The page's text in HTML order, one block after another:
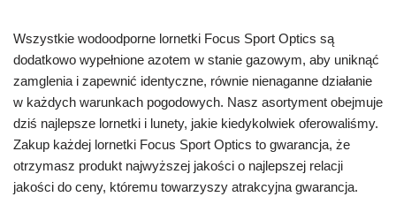
Wszystkie wodoodporne lornetki Focus Sport Optics są
dodatkowo wypełnione azotem w stanie gazowym, aby uniknąć
zamglenia i zapewnić identyczne, równie nienaganne działanie
w każdych warunkach pogodowych. Nasz asortyment obejmuje
dziś najlepsze lornetki i lunety, jakie kiedykolwiek oferowaliśmy.
Zakup każdej lornetki Focus Sport Optics to gwarancja, że
otrzymasz produkt najwyższej jakości o najlepszej relacji
jakości do ceny, któremu towarzyszy atrakcyjna gwarancja.